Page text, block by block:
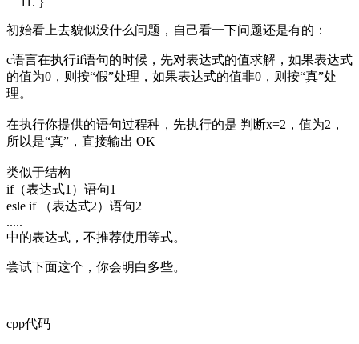
初始看上去貌似没什么问题，自己看一下问题还是有的：
c语言在执行if语句的时候，先对表达式的值求解，如果表达式
的值为0，则按“假”处理，如果表达式的值非0，则按“真”处
理。
在执行你提供的语句过程种，先执行的是 判断x=2，值为2，
所以是“真”，直接输出 OK
类似于结构
if（表达式1）语句1
esle if （表达式2）语句2
.....
中的表达式，不推荐使用等式。
尝试下面这个，你会明白多些。
cpp代码